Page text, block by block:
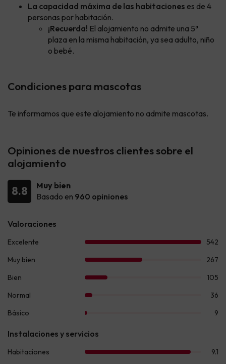
La capacidad máxima de las habitaciones es de 4
personas por habitación.
¡Recuerda! El alojamiento no admite una 5ª
plaza en la misma habitación, ya sea adulto, niño
o bebé.
Condiciones para mascotas
Te informamos que este alojamiento no admite mascotas.
Opiniones de nuestros clientes sobre el
alojamiento
8.8
Muy bien
Basado en 960 opiniones